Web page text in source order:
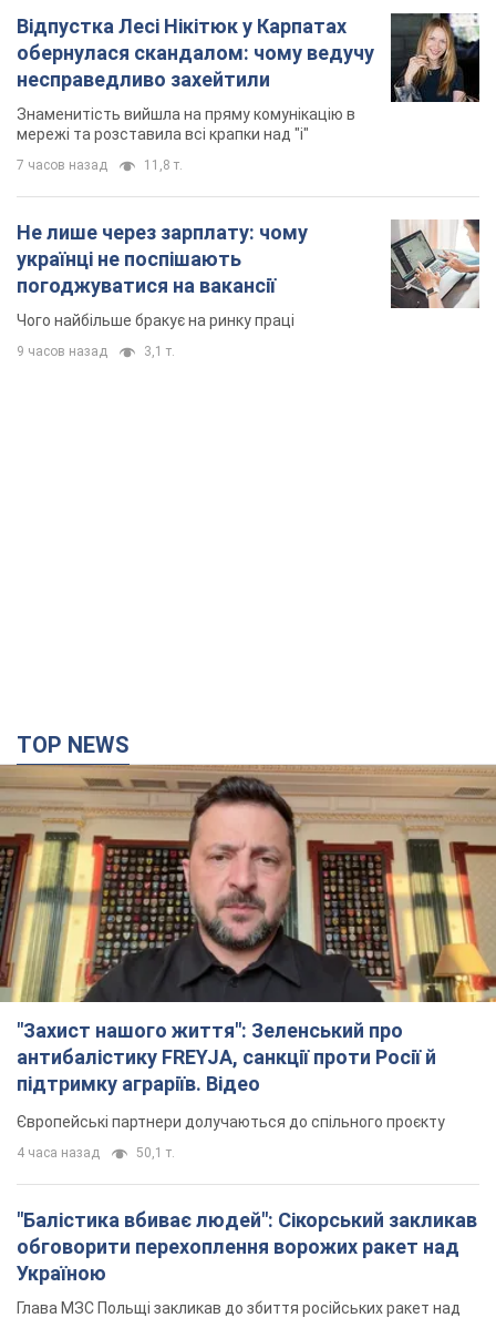
Відпустка Лесі Нікітюк у Карпатах
обернулася скандалом: чому ведучу
несправедливо захейтили
Знаменитість вийшла на пряму комунікацію в
мережі та розставила всі крапки над "і"
7 часов назад 11,8 т.
Не лише через зарплату: чому
українці не поспішають
погоджуватися на вакансії
Чого найбільше бракує на ринку праці
9 часов назад 3,1 т.
TOP NEWS
"Захист нашого життя": Зеленський про
антибалістику FREYJA, санкції проти Росії й
підтримку аграріїв. Відео
Європейські партнери долучаються до спільного проєкту
4 часа назад 50,1 т.
"Балістика вбиває людей": Сікорський закликав
обговорити перехоплення ворожих ракет над
Україною
Глава МЗС Польщі закликав до збиття російських ракет над